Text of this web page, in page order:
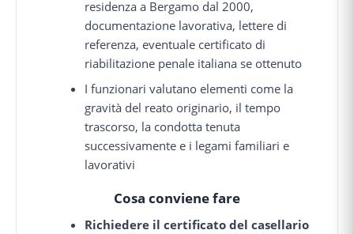
residenza a Bergamo dal 2000,
documentazione lavorativa, lettere di
referenza, eventuale certificato di
riabilitazione penale italiana se ottenuto
I funzionari valutano elementi come la
gravità del reato originario, il tempo
trascorso, la condotta tenuta
successivamente e i legami familiari e
lavorativi
Cosa conviene fare
Richiedere il certificato del casellario